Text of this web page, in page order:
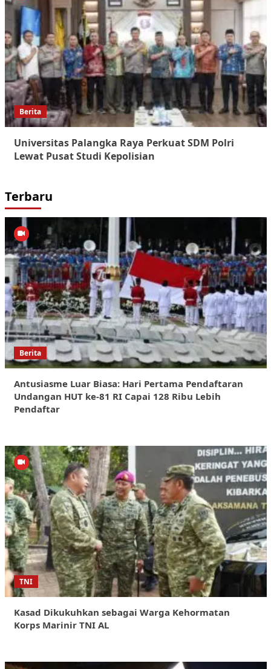
Berita
Universitas Palangka Raya Perkuat SDM Polri
Lewat Pusat Studi Kepolisian
Terbaru
Berita
Antusiasme Luar Biasa: Hari Pertama Pendaftaran
Undangan HUT ke-81 RI Capai 128 Ribu Lebih
Pendaftar
TNI
Kasad Dikukuhkan sebagai Warga Kehormatan
Korps Marinir TNI AL